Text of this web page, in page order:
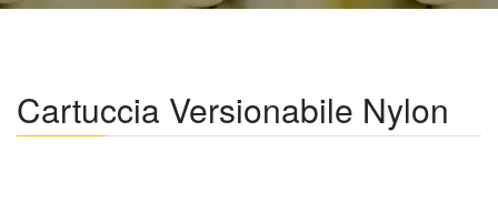
Cartuccia Versionabile Nylon